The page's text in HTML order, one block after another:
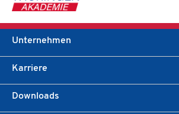
Unternehmen
Karriere
Downloads